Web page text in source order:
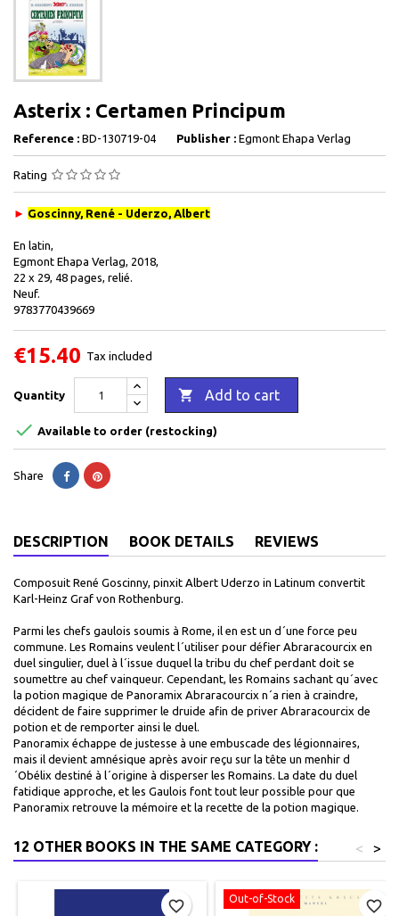
Asterix : Certamen Principum
Reference : BD-130719-04 Publisher : Egmont Ehapa Verlag
Rating
► Goscinny, René - Uderzo, Albert
En latin,
Egmont Ehapa Verlag, 2018,
22 x 29, 48 pages, relié.
Neuf.
9783770439669
€15.40 Tax included
Quantity  Add to cart
 Available to order (restocking)
Share
DESCRIPTION BOOK DETAILS REVIEWS
Composuit René Goscinny, pinxit Albert Uderzo in Latinum convertit
Karl-Heinz Graf von Rothenburg.
Parmi les chefs gaulois soumis à Rome, il en est un d´une force peu
commune. Les Romains veulent l´utiliser pour défier Abraracourcix en
duel singulier, duel à l´issue duquel la tribu du chef perdant doit se
soumettre au chef vainqueur. Cependant, les Romains sachant qu´avec
la potion magique de Panoramix Abraracourcix n´a rien à craindre,
décident de faire supprimer le druide afin de priver Abraracourcix de
potion et de remporter ainsi le duel.
Panoramix échappe de justesse à une embuscade des légionnaires,
mais il devient amnésique après avoir reçu sur la tête un menhir d
´Obélix destiné à l´origine à disperser les Romains. La date du duel
fatidique approche, et les Gaulois font tout leur possible pour que
Panoramix retrouve la mémoire et la recette de la potion magique.
12 OTHER BOOKS IN THE SAME CATEGORY : >
<
favorite_border Out-of-Stock favorite_border